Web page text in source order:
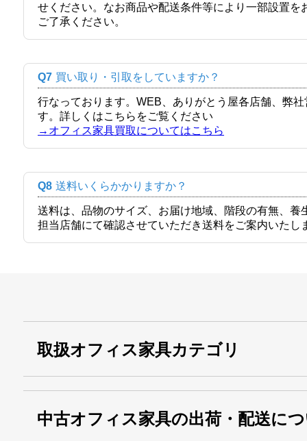
せください。なお商品や配送条件等により一部設置
ご了承ください。
Q7 買い取り・引取をしていますか？
行なっております。WEB、ありがとう屋各店舗、弊
す。詳しくはこちらをご覧ください
→オフィス家具買取についてはこちら
Q8 送料いくらかかりますか？
送料は、品物のサイズ、お届け地域、階段の有無、
担当店舗にて確認させていただき送料をご案内いたし
取扱オフィス家具カテゴリ
中古オフィス家具の出荷・配送に